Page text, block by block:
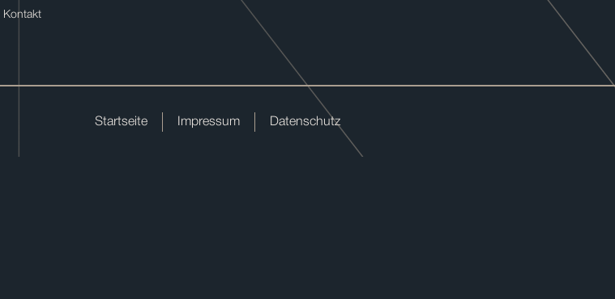
Kontakt
Startseite Impressum Datenschutz